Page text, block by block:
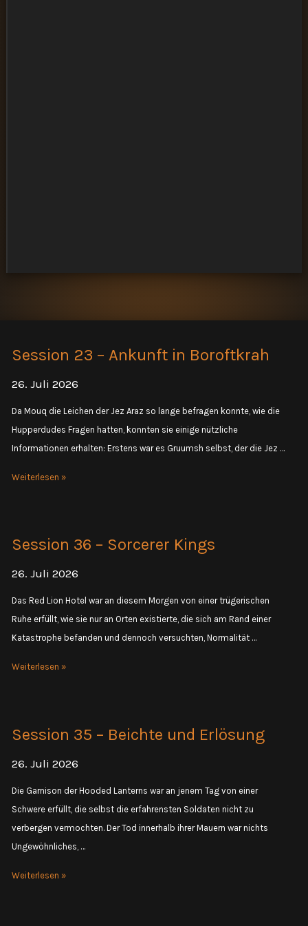
Session 23 – Ankunft in Boroftkrah
26. Juli 2026
Da Mouq die Leichen der Jez Araz so lange befragen konnte, wie die
Hupperdudes Fragen hatten, konnten sie einige nützliche
Informationen erhalten: Erstens war es Gruumsh selbst, der die Jez …
Session
in
Boroftkrah
Weiterlesen »
Session 36 – Sorcerer Kings
26. Juli 2026
Das Red Lion Hotel war an diesem Morgen von einer trügerischen
Ruhe erfüllt, wie sie nur an Orten existierte, die sich am Rand einer
Katastrophe befanden und dennoch versuchten, Normalität …
Session
Kings
Weiterlesen »
Session 35 – Beichte und Erlösung
26. Juli 2026
Die Garnison der Hooded Lanterns war an jenem Tag von einer
Schwere erfüllt, die selbst die erfahrensten Soldaten nicht zu
verbergen vermochten. Der Tod innerhalb ihrer Mauern war nichts
Ungewöhnliches, …
Session
Weiterlesen »